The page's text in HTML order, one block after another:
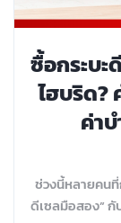
ซื้อกระบะ
ไฮบริด?
ค่า
ช่วงนี้หลายคนที่
ดีเซลมือสอง” กั